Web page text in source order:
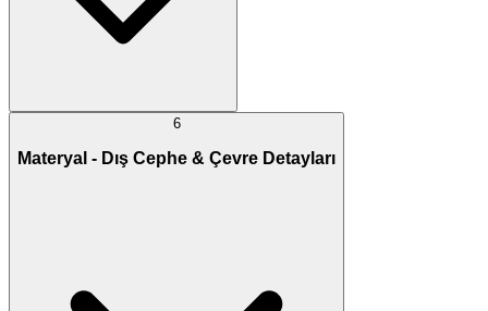
6
Materyal - Dış Cephe & Çevre Detayları